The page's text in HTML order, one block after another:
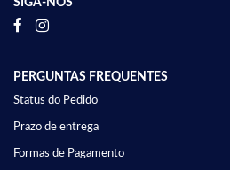
SIGA-NOS
PERGUNTAS FREQUENTES
Status do Pedido
Prazo de entrega
Formas de Pagamento